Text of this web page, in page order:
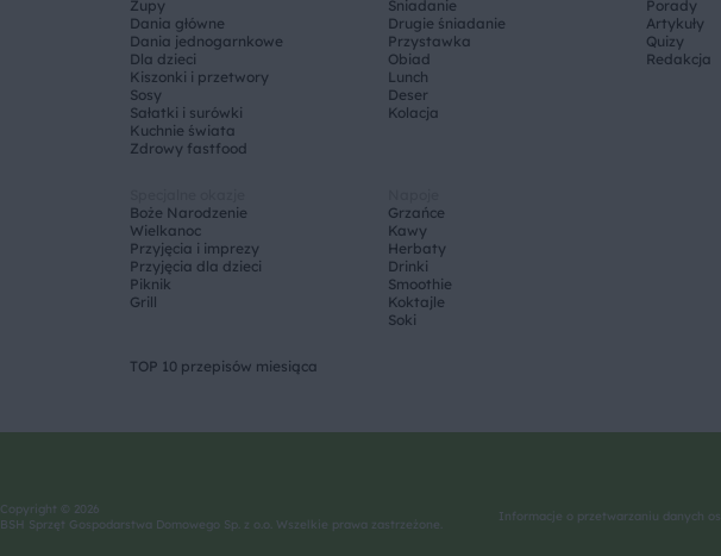
Zupy
Dania główne
Dania jednogarnkowe
Dla dzieci
Kiszonki i przetwory
Sosy
Sałatki i surówki
Kuchnie świata
Zdrowy fastfood
Śniadanie
Drugie śniadanie
Przystawka
Obiad
Lunch
Deser
Kolacja
Boże Narodzenie
Wielkanoc
Przyjęcia i imprezy
Przyjęcia dla dzieci
Piknik
Grill
Grzańce
Kawy
Herbaty
Drinki
Smoothie
Koktajle
Soki
TOP 10 przepisów miesiąca
Porady
Artykuły
Quizy
Redakcja
Copyright © 2026
BSH Sprzęt Gospodarstwa Domowego Sp. z o.o. Wszelkie prawa zastrzeżone.
Informacje o przetwarzaniu danych